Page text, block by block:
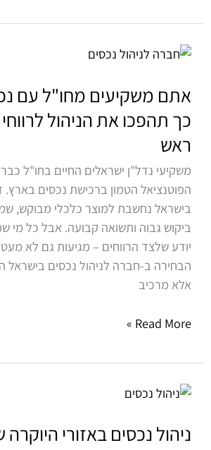
אתם משקיעים מחו"ל עם
כך תהפכו את הניהול
ראש
משקיעי נדל"ן ישראלים החיים בחו"ל
הפוטנציאל הטמון ברכישת נכסים
בישראל נחשבת למוצר כלכלי מבוקש,
ביקוש גבוה ותשואה קבועה. אבל כל מי
יודע שלצד הרווחים – מגיעות גם לא מעט
הבחירה ב-חברה לניהול נכסים בישראל
אלא מרכיב
אתם
מחו"ל
נכס
בישראל?
כך
תהפכו
את
הניהול
לרווחי
וללא
כאב
Read More »
ניהול נכסים באזורי
ניהול
באזורי